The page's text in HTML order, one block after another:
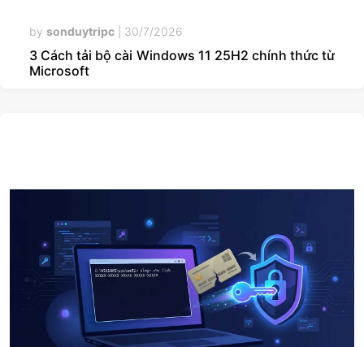
by sonduytripc 30/7/2026
3 Cách tải bộ cài Windows 11 25H2 chính thức từ
Microsoft